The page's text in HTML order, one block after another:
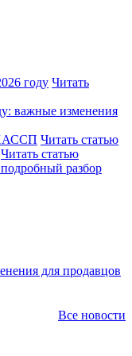
году Читать
важные изменения
Читать статью
Читать статью
разбор
для продавцов
Все новости